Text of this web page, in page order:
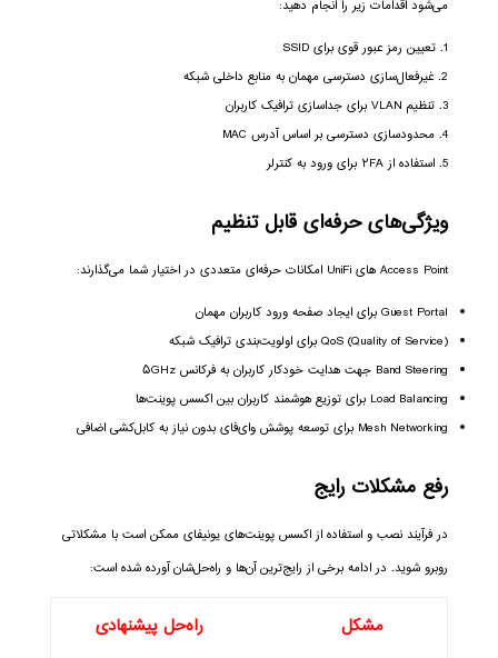
می‌شود اقدامات زیر را انجام دهید:
تعیین رمز عبور قوی برای SSID
غیرفعال‌سازی دسترسی مهمان به منابع داخلی شبکه
تنظیم VLAN برای جداسازی ترافیک کاربران
محدودسازی دسترسی بر اساس آدرس MAC
استفاده از ۲FA برای ورود به کنترلر
ویژگی‌های حرفه‌ای قابل تنظیم
Access Point های UniFi امکانات حرفه‌ای متعددی در اختیار شما می‌گذارند:
Guest Portal برای ایجاد صفحه ورود کاربران مهمان
QoS (Quality of Service) برای اولویت‌بندی ترافیک شبکه
Band Steering جهت هدایت خودکار کاربران به فرکانس ۵GHz
Load Balancing برای توزیع هوشمند کاربران بین اکسس پوینت‌ها
Mesh Networking برای توسعه پوشش وای‌فای بدون نیاز به کابل‌کشی اضافی
رفع مشکلات رایج
در فرآیند نصب و استفاده از اکسس پوینت‌های یونیفای ممکن است با مشکلاتی
روبرو شوید. در ادامه برخی از رایج‌ترین آن‌ها و راه‌حل‌شان آورده شده است:
مشکل راه‌حل پیشنهادی